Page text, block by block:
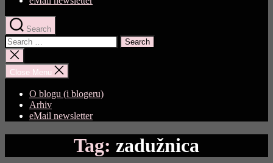
Search
Search
for:
Close
search
Close Menu
O blogu (i blogeru)
Arhiv
eMail newsletter
Tag: zadužnica